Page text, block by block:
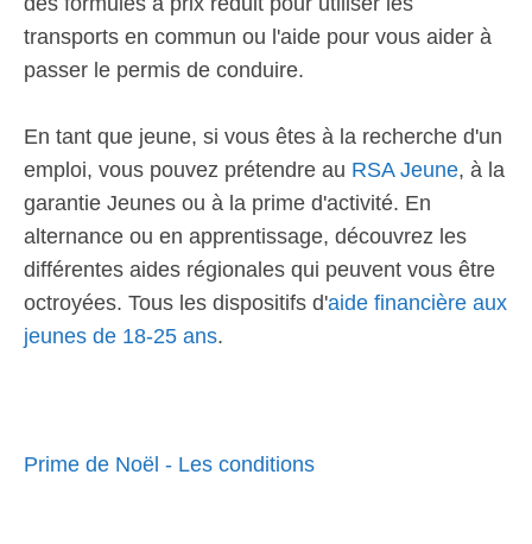
transports en commun ou l'aide pour vous aider à
passer le permis de conduire.
En tant que jeune, si vous êtes à la recherche d'un
emploi, vous pouvez prétendre au RSA Jeune, à la
garantie Jeunes ou à la prime d'activité. En
alternance ou en apprentissage, découvrez les
différentes aides régionales qui peuvent vous être
octroyées. Tous les dispositifs d'aide financière aux
jeunes de 18-25 ans.
Prime de Noël - Les conditions